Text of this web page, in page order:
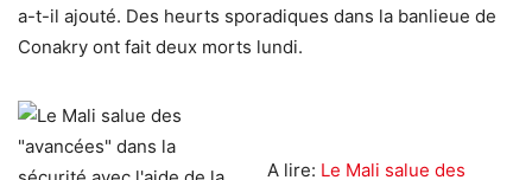
a-t-il ajouté. Des heurts sporadiques dans la banlieue de
Conakry ont fait deux morts lundi.
A lire: Le Mali salue des